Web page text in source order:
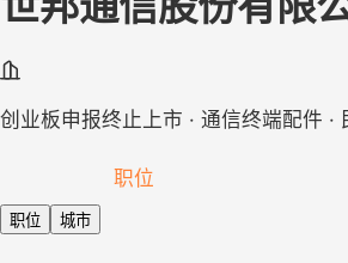
创业板申报终止上市 · 通信终端配件 ·
职位
职位 城市